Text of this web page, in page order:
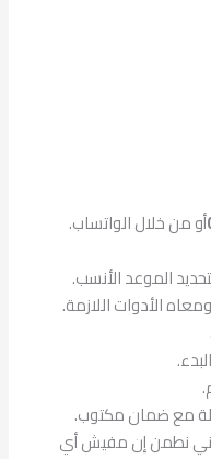
أو من خلال الواتساب.
الموعد الأنسب.
الأدوات اللازمة.
مع ضمان مكتوب.
نطمن إن مفيش أي